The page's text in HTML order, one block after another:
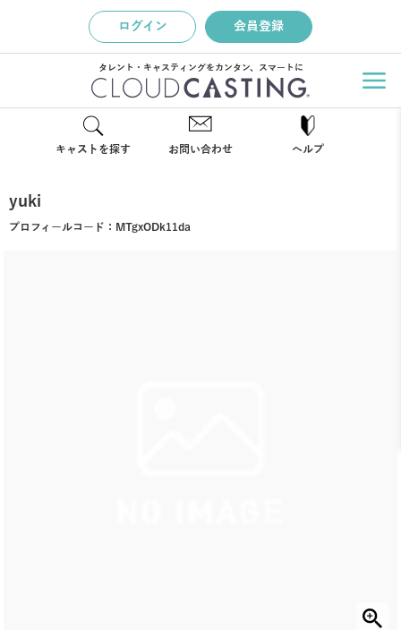
ログイン 会員登録
タレント・キャスティングをカンタン、スマートに
キャストを探す お問い合わせ ヘルプ
yuki
プロフィールコード： MTgxODk11da